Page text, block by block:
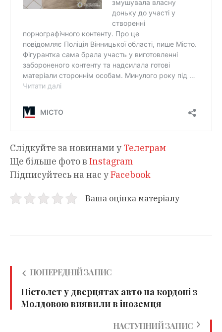
Слідкуйте за новинами у Телеграм
Ще більше фото в Instagram
Підписуйтесь на нас уFacebook
Ваша оцінка матеріалу
ПОПЕРЕДНІЙ ЗАПИС
Пістолет у дверцятах авто на кордоні з
Молдовою виявили в іноземця
НАСТУПНИЙ ЗАПИС